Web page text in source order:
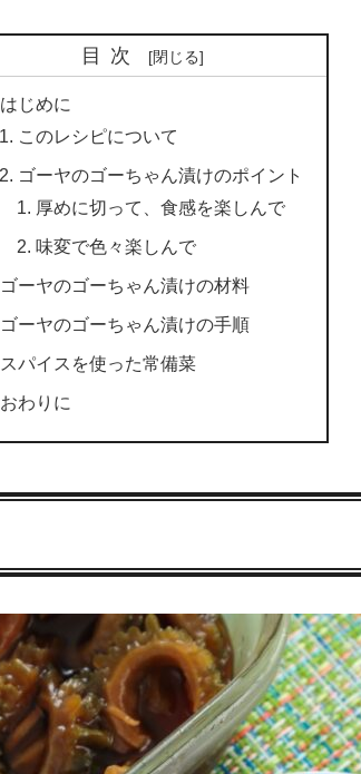
目次
はじめに
このレシピについて
ゴーヤのゴーちゃん漬けのポイント
厚めに切って、食感を楽しんで
味変で色々楽しんで
ゴーヤのゴーちゃん漬けの材料
ゴーヤのゴーちゃん漬けの手順
スパイスを使った常備菜
おわりに